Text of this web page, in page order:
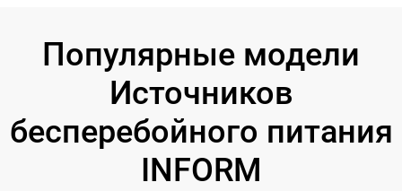
Популярные модели
Источников
бесперебойного питания
INFORM